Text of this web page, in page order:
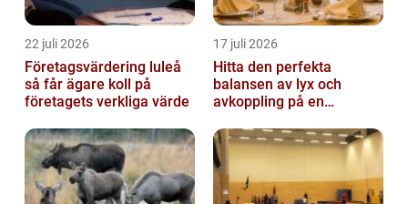
22 juli 2026
Företagsvärdering luleå
så får ägare koll på
företagets verkliga värde
17 juli 2026
Hitta den perfekta
balansen av lyx och
avkoppling på en
Östermalm